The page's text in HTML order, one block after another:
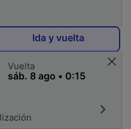
Ida y vuelta
Vuelta